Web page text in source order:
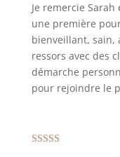
Je remercie
une première
bienveillant, sain,
ressors avec des
démarche
pour rejoindre le